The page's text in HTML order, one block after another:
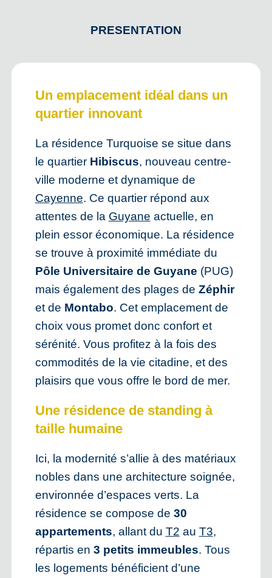
PRESENTATION
Un emplacement idéal dans un
quartier innovant
La résidence Turquoise se situe dans
le quartier Hibiscus, nouveau centre-
ville moderne et dynamique de
Cayenne. Ce quartier répond aux
attentes de la Guyane actuelle, en
plein essor économique. La résidence
se trouve à proximité immédiate du
Pôle Universitaire de Guyane (PUG)
mais également des plages de Zéphir
et de Montabo. Cet emplacement de
choix vous promet donc confort et
sérénité. Vous profitez à la fois des
commodités de la vie citadine, et des
plaisirs que vous offre le bord de mer.
Une résidence de standing à
taille humaine
Ici, la modernité s’allie à des matériaux
nobles dans une architecture soignée,
environnée d’espaces verts. La
résidence se compose de 30
appartements, allant du T2 au T3,
répartis en 3 petits immeubles. Tous
les logements bénéficient d’une